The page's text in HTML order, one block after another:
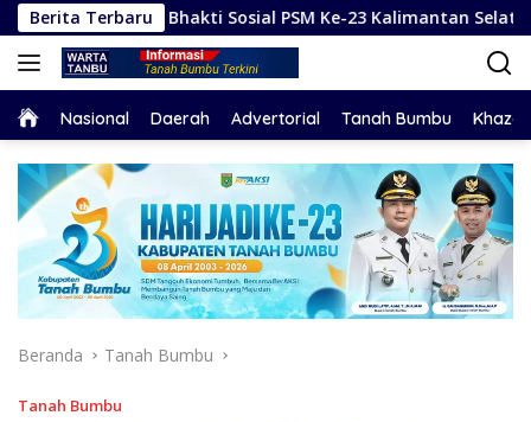
Langsung
ke
konten
Berita Terbaru
Bhakti Sosial PSM Ke-23 Kalimantan Selatan
HomeNasional Daerah Advertorial Tanah Bumbu
Beranda Tanah Bumbu
Tanah Bumbu